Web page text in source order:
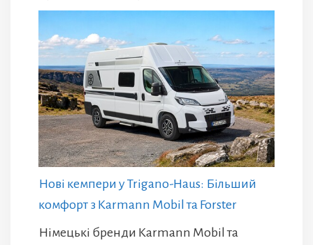
Нові кемпери у Trigano-Haus: Більший
комфорт з Karmann Mobil та Forster
Німецькі бренди Karmann Mobil та